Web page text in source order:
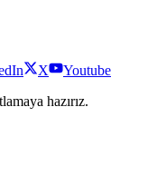
X
Youtube
hazırız.